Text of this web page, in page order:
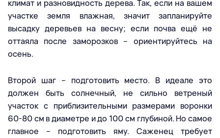
климат и разновидность дерева. Так, если на вашем
участке земля влажная, значит запланируйте
высадку деревьев на весну; если почва ещё не
оттаяла после заморозков – ориентируйтесь на
осень.
Второй шаг – подготовить место. В идеале это
должен быть солнечный, не сильно ветреный
участок с приблизительными размерами воронки
60-80 см в диаметре и до 100 см глубиной. Но самое
главное – подготовить яму. Саженец требует